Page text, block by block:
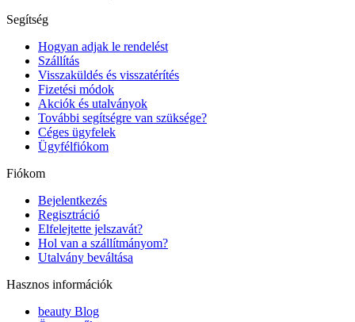
Segítség
Hogyan adjak le rendelést
Szállítás
Visszaküldés és visszatérítés
Fizetési módok
Akciók és utalványok
További segítségre van szüksége?
Céges ügyfelek
Ügyfélfiókom
Fiókom
Bejelentkezés
Regisztráció
Elfelejtette jelszavát?
Hol van a szállítmányom?
Utalvány beváltása
Hasznos információk
beauty Blog